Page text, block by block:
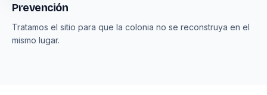
Prevención
Tratamos el sitio para que la colonia no se reconstruya en el
mismo lugar.